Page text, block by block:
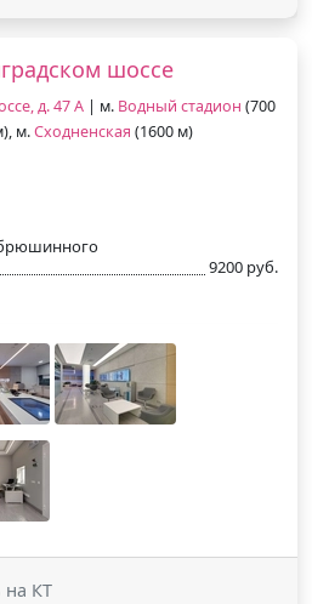
шоссе
д. 47 А | м. Водный стадион (700
м.Сходненская (1600 м)
9200 руб.
на КТ